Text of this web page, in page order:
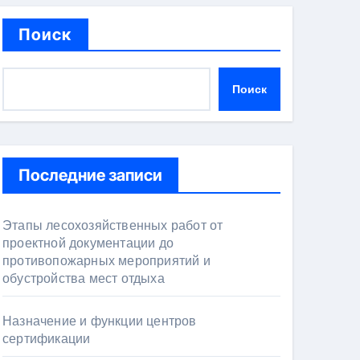
Поиск
Поиск
Последние записи
Этапы лесохозяйственных работ от
проектной документации до
противопожарных мероприятий и
обустройства мест отдыха
Назначение и функции центров
сертификации